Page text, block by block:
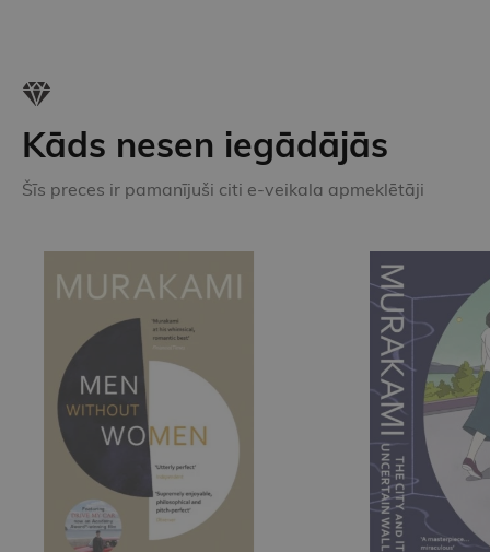
Kāds nesen iegādājās
Šīs preces ir pamanījuši citi e-veikala apmeklētāji